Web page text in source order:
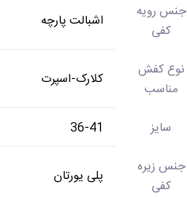
جنس رویه
کفی
اشبالت پارچه
نوع کفش
مناسب
کلارک-اسپرت
سایز
36-41
جنس زیره
کفی
پلی یورتان